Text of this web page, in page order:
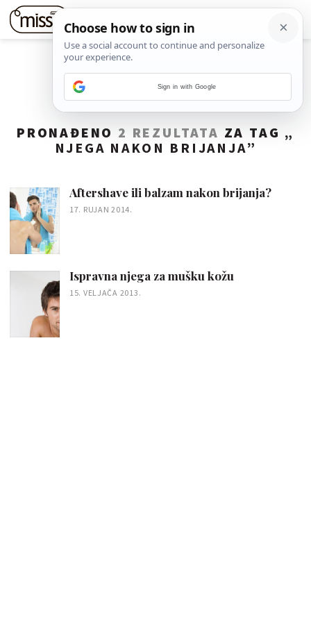
PRONAĐENO 2 REZULTATA ZA TAG „
NJEGA NAKON BRIJANJA”
Aftershave ili balzam nakon brijanja?
17. RUJAN 2014.
Ispravna njega za mušku kožu
15. VELJAČA 2013.
Sign in with Google